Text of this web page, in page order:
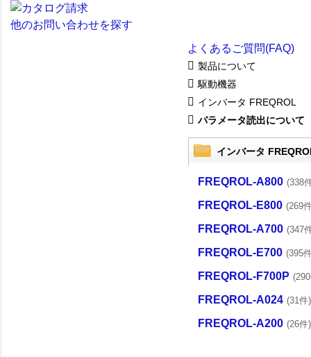
他のお問い合わせを探す
よくあるご質問(FAQ)
製品について
駆動機器
インバータ FREQROL
パラメータ読出について
インバータ
FREQROL-A800 (338
FREQROL-E800 (269
FREQROL-A700 (347
FREQROL-E700 (395
FREQROL-F700P
FREQROL-A024 (31件)
FREQROL-A200 (26件)